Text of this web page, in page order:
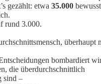
gezählt: etwa 35.000
rund 3.000.
überhaupt
bombardiert
die überdurchschnittlich
sind –